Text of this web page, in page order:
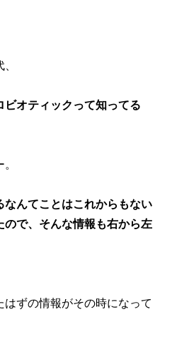
ビオティックって知ってる
んてことはこれからもない
で、そんな情報も右から左
ずの情報がその時になって